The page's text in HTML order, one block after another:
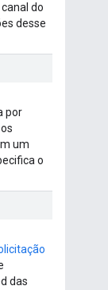
do
desse
por
um
o
das